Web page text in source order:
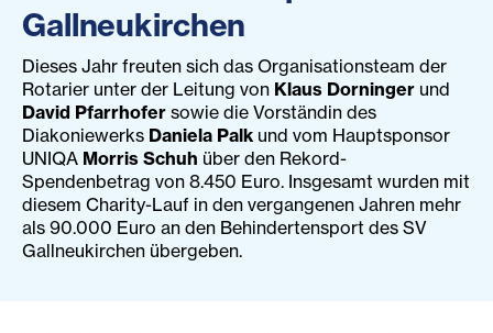
Gallneukirchen
Dieses Jahr freuten sich das Organisationsteam der
Rotarier unter der Leitung von Klaus Dorninger und
David Pfarrhofer sowie die Vorständin des
Diakoniewerks Daniela Palk und vom Hauptsponsor
UNIQA Morris Schuh über den Rekord-
Spendenbetrag von 8.450 Euro. Insgesamt wurden mit
diesem Charity-Lauf in den vergangenen Jahren mehr
als 90.000 Euro an den Behindertensport des SV
Gallneukirchen übergeben.